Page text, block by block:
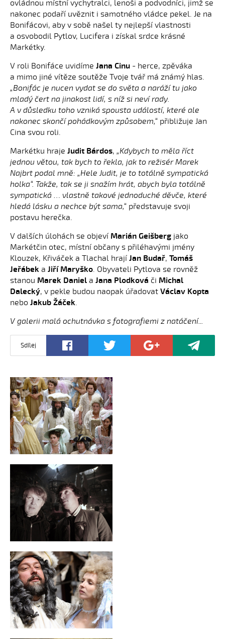
ovládnou místní vychytralci, lenoši a podvodníci, jimž se
nakonec podaří uvěznit i samotného vládce pekel. Je na
Bonifácovi, aby v sobě našel ty nejlepší vlastnosti
a osvobodil Pytlov, Lucifera i získal srdce krásné
Markétky.
V roli Bonifáce uvidíme Jana Cinu - herce, zpěváka
a mimo jiné vítěze soutěže Tvoje tvář má známý hlas.
„Bonifác je nucen vydat se do světa a naráží tu jako
mladý čert na jinakost lidí, s níž si neví rady.
A v důsledku toho vzniká spousta událostí, které ale
nakonec skončí pohádkovým způsobem,“ přibližuje Jan
Cina svou roli.
Markétku hraje Judit Bárdos, „Kdybych to měla říct
jednou větou, tak bych to řekla, jak to režisér Marek
Najbrt podal mně: „Hele Judit, je to totálně sympatická
holka“. Takže, tak se ji snažím hrát, abych byla totálně
sympatická … vlastně takové jednoduché děvče, které
hledá lásku a nechce být sama,“ představuje svoji
postavu herečka.
V dalších úlohách se objeví Marián Geišberg jako
Markétčin otec, místní občany s přiléhavými jmény
Klouzek, Křiváček a Tlachal hrají Jan Budař, Tomáš
Jeřábek a Jiří Maryško. Obyvateli Pytlova se rovněž
stanou Marek Daniel a Jana Plodková či Michal
Dalecký, v pekle budou naopak úřadovat Václav Kopta
nebo Jakub Žáček.
V galerii malá ochutnávka s fotografiemi z natáčení...
Sdílej